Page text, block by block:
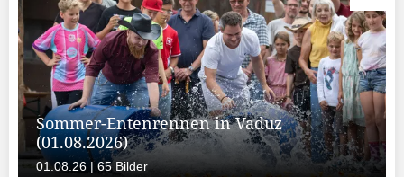
Sommer-Entenrennen in Vaduz
(01.08.2026)
01.08.26 | 65 Bilder